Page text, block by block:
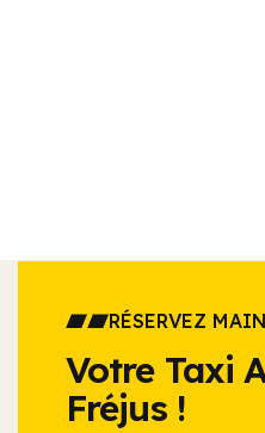
RÉSERVEZ
Votre Taxi
Fréjus !